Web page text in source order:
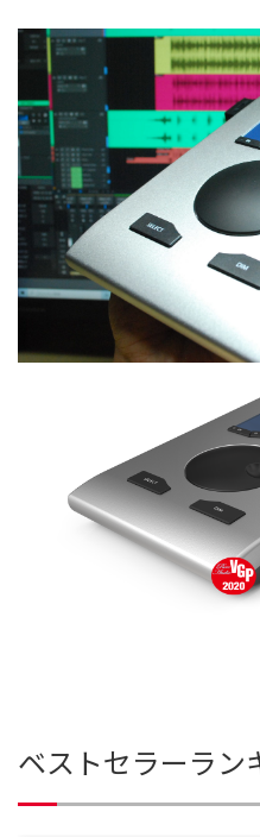
ベストセラーラン